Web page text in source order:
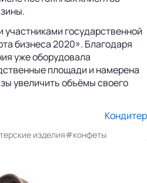
государственной
бизнеса 2020». Благодаря
уже оборудовала
площади и намерена
увеличить объёмы своего
Кондитер
изделия#конфеты